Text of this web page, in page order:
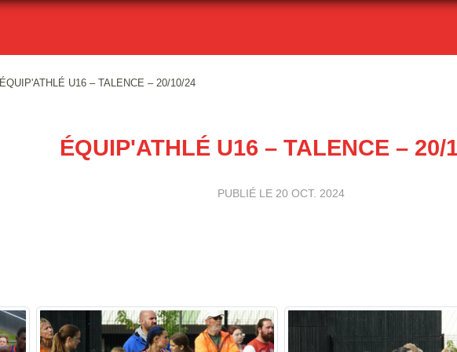
ÉQUIP'ATHLÉ U16 – TALENCE – 20/10/24
ÉQUIP'ATHLÉ U16 – TALENCE – 20/
PUBLIÉ LE 20 OCT. 2024